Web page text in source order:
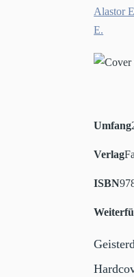
Umfang
Verlag
ISBN